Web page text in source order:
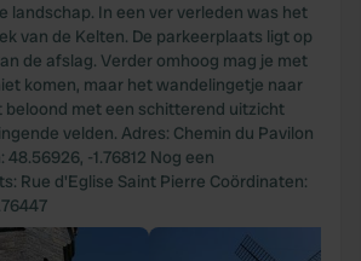
landschap. In een ver verleden was het
van de Kelten. De parkeerplaats ligt op
de afslag. Verder omhoog mag je met
komen, maar het wandelingetje naar
beloond met een schitterend uitzicht
velden. Adres: Chemin du Pavilon
48.56926, -1.76812 Nog een
Rue d'Eglise Saint Pierre Coördinaten: